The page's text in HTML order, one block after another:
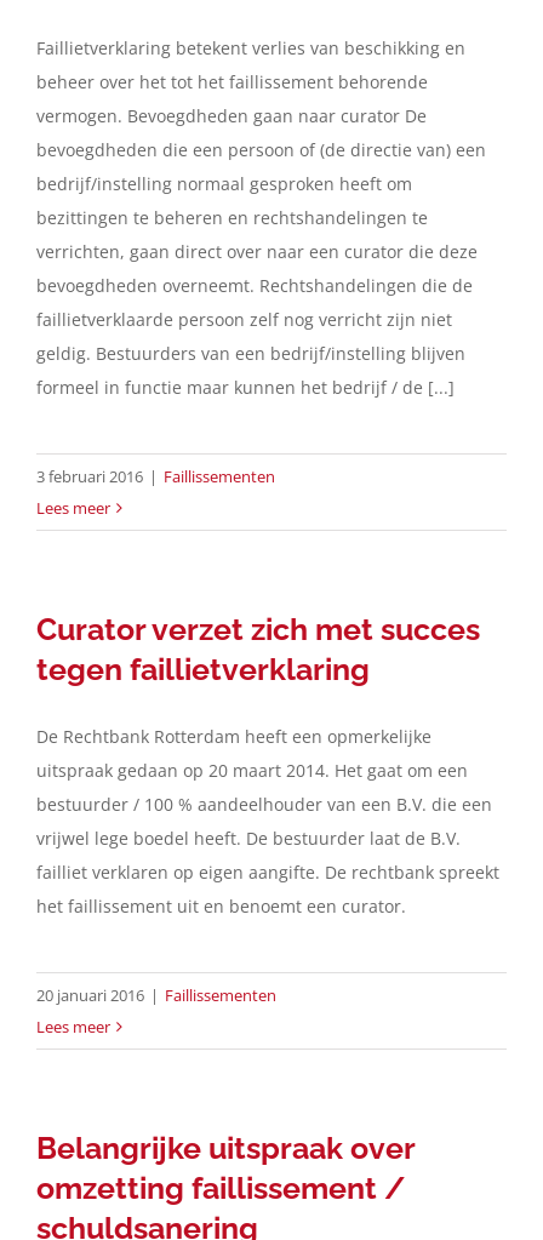
Faillietverklaring betekent verlies van beschikking en
beheer over het tot het faillissement behorende
vermogen. Bevoegdheden gaan naar curator De
bevoegdheden die een persoon of (de directie van) een
bedrijf/instelling normaal gesproken heeft om
bezittingen te beheren en rechtshandelingen te
verrichten, gaan direct over naar een curator die deze
bevoegdheden overneemt. Rechtshandelingen die de
faillietverklaarde persoon zelf nog verricht zijn niet
geldig. Bestuurders van een bedrijf/instelling blijven
formeel in functie maar kunnen het bedrijf / de [...]
3 februari 2016 | Faillissementen
Lees meer
Curator verzet zich met succes
tegen faillietverklaring
De Rechtbank Rotterdam heeft een opmerkelijke
uitspraak gedaan op 20 maart 2014. Het gaat om een
bestuurder / 100 % aandeelhouder van een B.V. die een
vrijwel lege boedel heeft. De bestuurder laat de B.V.
failliet verklaren op eigen aangifte. De rechtbank spreekt
het faillissement uit en benoemt een curator.
20 januari 2016 | Faillissementen
Lees meer
Belangrijke uitspraak over
omzetting faillissement /
schuldsanering